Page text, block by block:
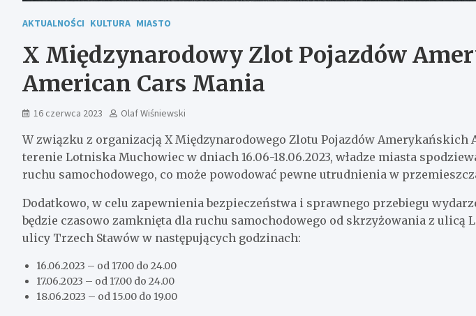
AKTUALNOŚCI KULTURA MIASTO
X Międzynarodowy Zlot Pojazdów
American Cars Mania
16 czerwca 2023 Olaf Wiśniewski
W związku z organizacją X Międzynarodowego Zlotu Pojazdów Amerykańskich
terenie Lotniska Muchowiec w dniach 16.06-18.06.2023, władze miasta
ruchu samochodowego, co może powodować pewne utrudnienia w
Dodatkowo, w celu zapewnienia bezpieczeństwa i sprawnego przebiegu
będzie czasowo zamknięta dla ruchu samochodowego od skrzyżowania z ulicą
ulicy Trzech Stawów w następujących godzinach:
16.06.2023 – od 17.00 do 24.00
17.06.2023 – od 17.00 do 24.00
18.06.2023 – od 15.00 do 19.00